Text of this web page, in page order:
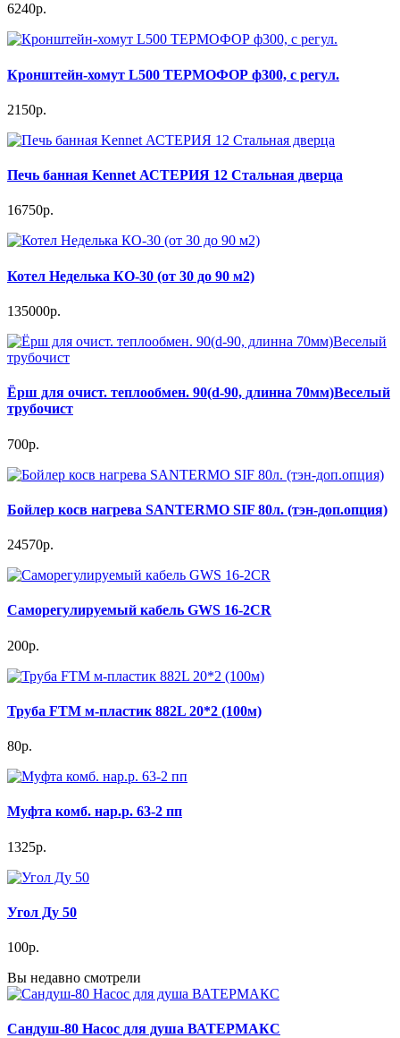
6240р.
Кронштейн-хомут L500 ТЕРМОФОР ф300, с регул.
2150р.
Печь банная Kennet АСТЕРИЯ 12 Стальная дверца
16750р.
Котел Неделька КО-30 (от 30 до 90 м2)
135000р.
Ёрш для очист. теплообмен. 90(d-90, длинна 70мм)Веселый
трубочист
700р.
Бойлер косв нагрева SANTERMO SIF 80л. (тэн-доп.опция)
24570р.
Саморегулируемый кабель GWS 16-2CR
200р.
Труба FTM м-пластик 882L 20*2 (100м)
80р.
Муфта комб. нар.р. 63-2 пп
1325р.
Угол Ду 50
100р.
Вы недавно смотрели
Сандуш-80 Насос для душа ВАТЕРМАКС